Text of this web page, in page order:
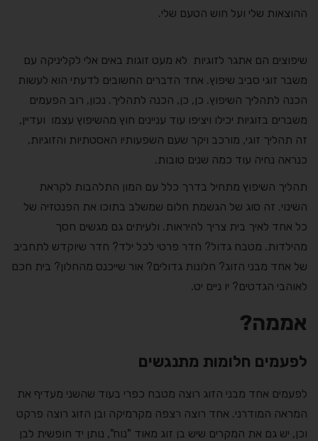
ההוצאות שלי ועל חוש הטעם שלי.
שיפוצים הם אתגר לזוגיות לא מעט זוגות באים אלי לקליניקה עם
משבר זוגי סביב שיפוץ. אחד הדברים החשובים לדעתי הוא לעשות
הכנה לתהליך השיפוץ. כן, כן, הכנה לתהליך. נכון, רוב הפעמים
משברים בזוגיות יכילו ויציפו עוד עניינים חוץ מהשיפוץ עצמו ועדיין,
זה תהליך זוגי, מורכב ויקר שעם השפעותיו האסטתיות והזוגיות,
כנראה נחיה עוד כמה שנים טובות.
תהליך השיפוץ מתחיל בדרך כלל עם המון התלהבות לקראת
השינוי. זה סוג של הגשמת חלום שמשלב בתוכו את הפנטזיה של
כל אחד לאיך בית צריך להיראות. ולעיתים גם מגשים חסך
מהילדות. מטבח גדול? חדר פרטי לכל ילד? חדר שיוקדש לתחביב
של אחד מבני הזוג? חלונות גדולים? אור שייכנס מהחלון? בית חכם
לאוהבי הגדטים? יו ניים יט.
אממה?
לפעמים חלומות מתנגשים
לפעמים אחד מבני הזוג רוצה מטבח כפרי בעוד שהשני מעדיף את
המראה המודרני. אחד רוצה רצפה מקרמיקה ובן הזוג רוצה פרקט
וכן, יש גם את המקרים שיש בן זוג מאוד "נוח", נותן יד חופשית לבן